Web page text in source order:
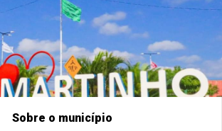
Sobre o município